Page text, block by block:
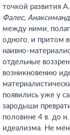
точкой развития
Фалес,
между ними,
одного, и притом
наивно-
отдельные
возникновению
появились уже у
зародыши
половине 4 в. до
идеализма. Не